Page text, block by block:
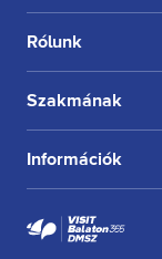
Rólunk
Szakmának
Információk